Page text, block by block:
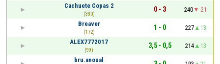
Cachuete Copas 2
(330)
0 - 3 240
-21
Breaver
(172)
1 - 0 227
13
ALEX7772017
(99)
3,5 - 0,5 214
13
bru.anoual